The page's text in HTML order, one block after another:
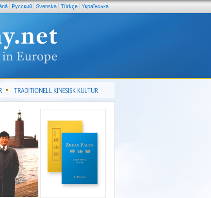
Pусский Svenska Türkçe Yкраїнська
TRADITIONELL KINESISK KULTUR